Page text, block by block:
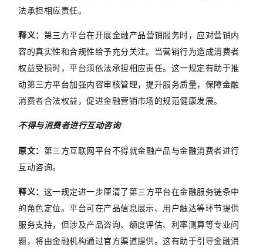
法承担相应责任。
释义： 第三方平台在开展金融产品营销服务时，应对营销内
容的真实性和合规性给予充分关注。当营销行为造成消费者
权益受损时，平台须依法承担相应责任。这一规定有助于推
动第三方平台加强内容审核管理，提升服务质量，保障金融
消费者合法权益，促进金融营销市场的规范健康发展。
不得与消费者进行互动咨询
原文： 第三方互联网平台不得就金融产品与金融消费者进行
互动咨询。
释义： 这一规定进一步厘清了第三方平台在金融服务链条中
的角色定位。平台可在产品信息展示、用户触达等环节提供
服务支持，但涉及产品咨询、额度评估、利率测算等专业问
题，将由金融机构通过官方渠道提供。这有助于引导金融消